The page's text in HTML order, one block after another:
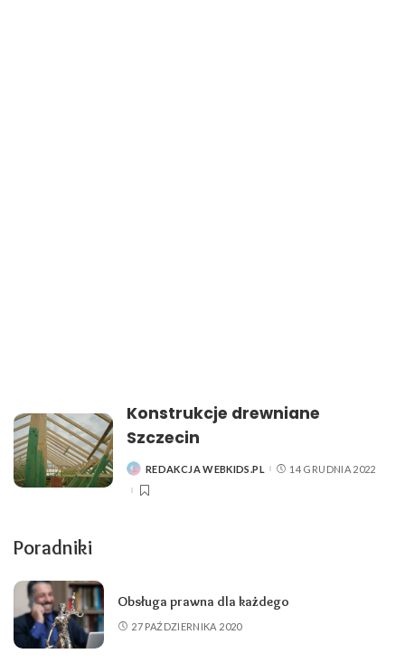
Konstrukcje drewniane
Szczecin
POSTED
REDAKCJA WEBKIDS.PL 14 GRUDNIA 2022
Poradniki
Obsługa prawna dla każdego
27 PAŹDZIERNIKA 2020